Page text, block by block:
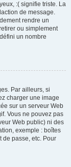
:( signifie triste. La
de message.
rendre un
ou simplement
un nombre
Par ailleurs, si
charger une image
sur un serveur Web
Vous ne pouvez pas
Web public) ni des
exemple : boîtes
de passe, etc. Pour